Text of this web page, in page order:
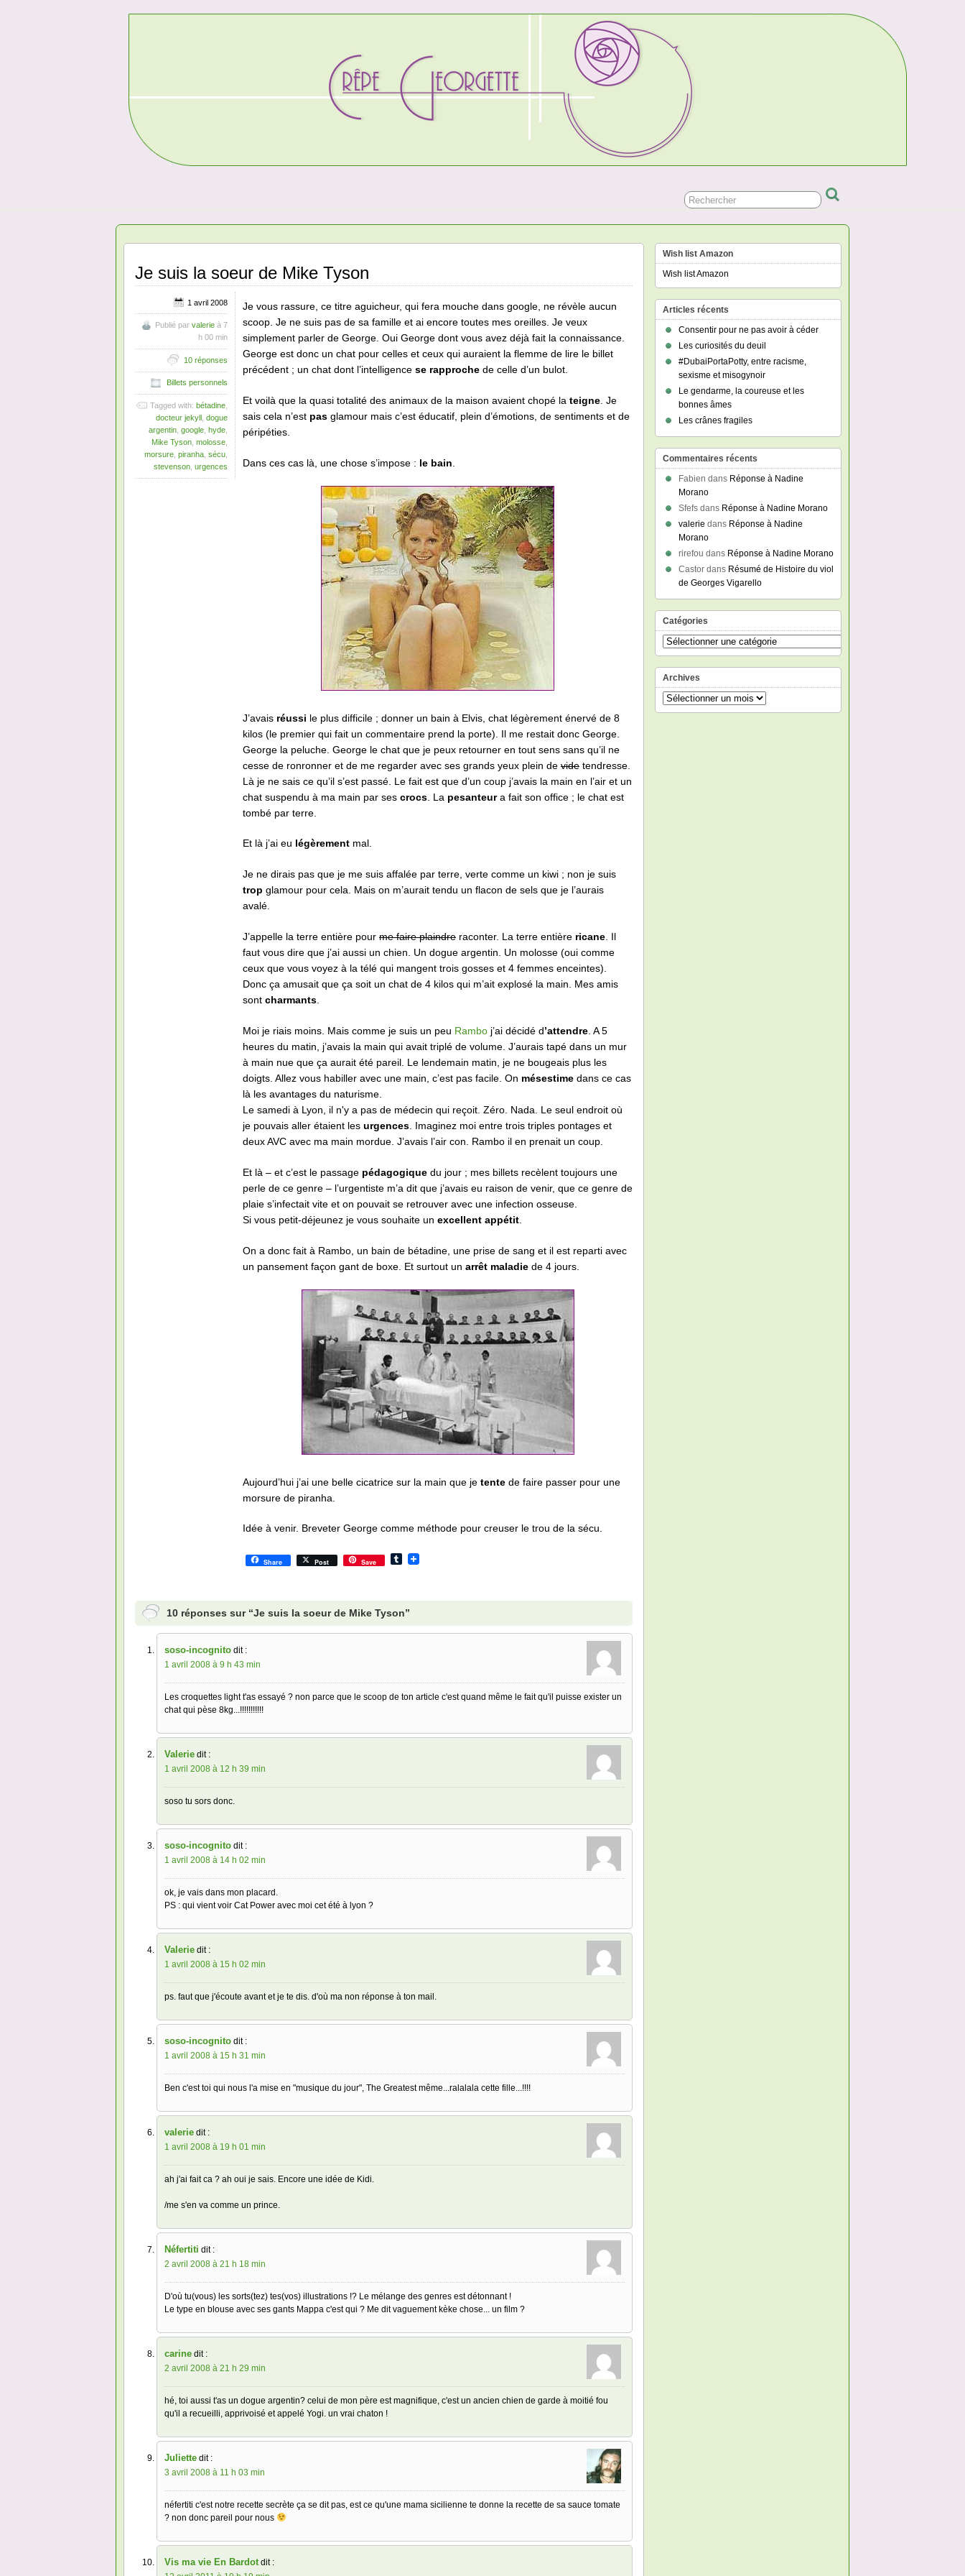
Je suis la soeur de Mike Tyson
Je vous rassure, ce titre aguicheur, qui fera mouche dans google, ne révèle aucun
scoop. Je ne suis pas de sa famille et ai encore toutes mes oreilles. Je veux
simplement parler de George. Oui George dont vous avez déjà fait la connaissance.
George est donc un chat pour celles et ceux qui auraient la flemme de lire le billet
précédent ; un chat dont l’intelligence se rapproche de celle d’un bulot.
Et voilà que la quasi totalité des animaux de la maison avaient chopé la teigne . Je
sais cela n’est pas glamour mais c’est éducatif, plein d’émotions, de sentiments et de
péripéties.
Dans ces cas là, une chose s’impose : le bain
J’avais réussi le plus difficile ; donner un bain à Elvis, chat légèrement énervé de 8
kilos (le premier qui fait un commentaire prend la porte). Il me restait donc George.
George la peluche. George le chat que je peux retourner en tout sens sans qu’il ne
cesse de ronronner et de me regarder avec ses grands yeux plein de vide tendresse.
Là je ne sais ce qu’il s’est passé. Le fait est que d’un coup j’avais la main en l’air et un
chat suspendu à ma main par ses crocs . La pesanteura fait son office ; le chat est
tombé par terre.
Et là j’ai eu légèrement mal.
Je ne dirais pas que je me suis affalée par terre, verte comme un kiwi ; non je suis
trop glamour pour cela. Mais on m’aurait tendu un flacon de sels que je l’aurais
avalé.
J’appelle la terre entière pour me faire plaindre raconter. La terre entière ricane . Il
faut vous dire que j’ai aussi un chien. Un dogue argentin. Un molosse (oui comme
ceux que vous voyez à la télé qui mangent trois gosses et 4 femmes enceintes).
Donc ça amusait que ça soit un chat de 4 kilos qui m’ait explosé la main. Mes amis
sont charmants
Moi je riais moins. Mais comme je suis un peu Rambo j’ai décidé d’attendre . A 5
heures du matin, j’avais la main qui avait triplé de volume. J’aurais tapé dans un mur
à main nue que ça aurait été pareil. Le lendemain matin, je ne bougeais plus les
doigts. Allez vous habiller avec une main, c’est pas facile. On mésestime dans ce cas
là les avantages du naturisme.
Le samedi à Lyon, il n'y a pas de médecin qui reçoit. Zéro. Nada. Le seul endroit où
je pouvais aller étaient les urgences . Imaginez moi entre trois triples pontages et
deux AVC avec ma main mordue. J’avais l’air con. Rambo il en prenait un coup.
Et là – et c’est le passage pédagogique du jour ; mes billets recèlent toujours une
perle de ce genre – l’urgentiste m’a dit que j’avais eu raison de venir, que ce genre de
plaie s’infectait vite et on pouvait se retrouver avec une infection osseuse.
Si vous petit-déjeunez je vous souhaite un excellent appétit
On a donc fait à Rambo, un bain de bétadine, une prise de sang et il est reparti avec
un pansement façon gant de boxe. Et surtout un arrêt maladie de 4 jours.
Aujourd’hui j’ai une belle cicatrice sur la main que je tente de faire passer pour une
morsure de piranha.
Idée à venir. Breveter George comme méthode pour creuser le trou de la sécu.
Share Post Save Tumblr
1 avril 2008
Publié par valerie à 7
h 00 min
10 réponses
Billets personnels
Tagged with: bétadine
docteur jekyll dogue
argentin google hyde
Mike Tyson molosse
morsure piranha sécu
stevenson urgences
10 réponses sur “Je suis la soeur de Mike Tyson”
soso-incognito dit :
1 avril 2008 à 9 h 43 min
Les croquettes light t'as essayé ? non parce que le scoop de ton article c'est quand même le fait qu'il puisse exister un
chat qui pèse 8kg...!!!!!!!!!!!
Valerie dit :
1 avril 2008 à 12 h 39 min
soso tu sors donc.
soso-incognito dit :
1 avril 2008 à 14 h 02 min
ok, je vais dans mon placard.
PS : qui vient voir Cat Power avec moi cet été à lyon ?
Valerie dit :
1 avril 2008 à 15 h 02 min
ps. faut que j'écoute avant et je te dis. d'où ma non réponse à ton mail.
soso-incognito dit :
1 avril 2008 à 15 h 31 min
Ben c'est toi qui nous l'a mise en "musique du jour", The Greatest même...ralalala cette fille...!!!!
valerie dit :
1 avril 2008 à 19 h 01 min
ah j'ai fait ca ? ah oui je sais. Encore une idée de Kidi.
/me s'en va comme un prince.
Néfertiti dit :
2 avril 2008 à 21 h 18 min
D'où tu(vous) les sorts(tez) tes(vos) illustrations !? Le mélange des genres est détonnant !
Le type en blouse avec ses gants Mappa c'est qui ? Me dit vaguement kèke chose... un film ?
carine dit :
2 avril 2008 à 21 h 29 min
hé, toi aussi t'as un dogue argentin? celui de mon père est magnifique, c'est un ancien chien de garde à moitié fou
qu'il a recueilli, apprivoisé et appelé Yogi. un vrai chaton !
Juliette dit :
3 avril 2008 à 11 h 03 min
néfertiti c'est notre recette secrète ça se dit pas, est ce qu'une mama sicilienne te donne la recette de sa sauce tomate
? non donc pareil pour nous
Vis ma vie En Bardot dit :
Wish list Amazon
Wish list Amazon
Articles récents
Consentir pour ne pas avoir à céder
Les curiosités du deuil
#DubaiPortaPotty, entre racisme,
sexisme et misogynoir
Le gendarme, la coureuse et les
bonnes âmes
Les crânes fragiles
Commentaires récents
Fabien dans Réponse à Nadine
Morano
Sfefs dans Réponse à Nadine Morano
valerie dans Réponse à Nadine
Morano
rirefou dans Réponse à Nadine Morano
Castor dans Résumé de Histoire du viol
de Georges Vigarello
Catégories
Catégories
Archives
Archives